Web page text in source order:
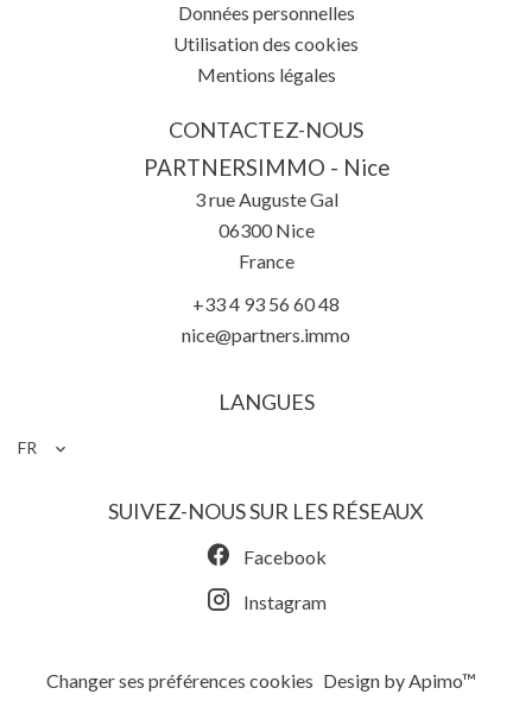
Données personnelles
Utilisation des cookies
Mentions légales
CONTACTEZ-NOUS
PARTNERSIMMO - Nice
3 rue Auguste Gal
06300Nice
France
+33 4 93 56 60 48
nice@partners.immo
LANGUES
FR
SUIVEZ-NOUS SUR LES RÉSEAUX
Facebook
Instagram
Changer ses préférences cookies Design byApimo™